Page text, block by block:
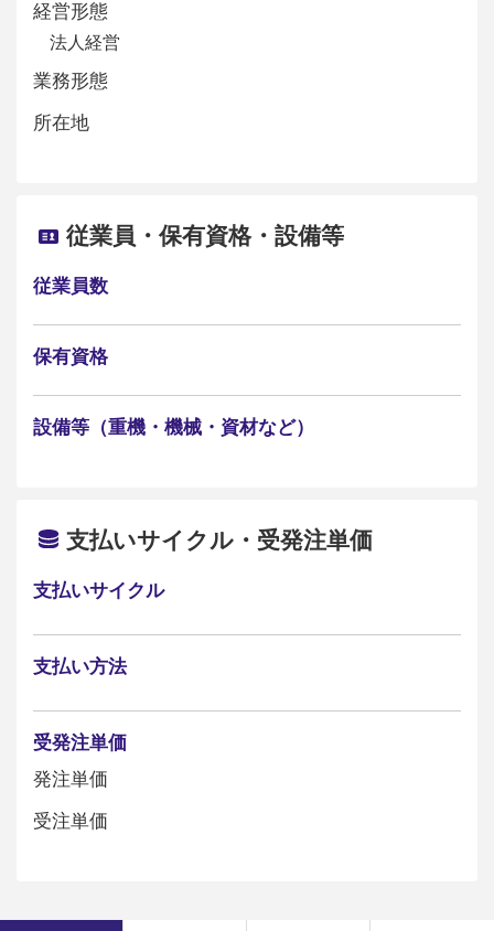
経営形態
法人経営
業務形態
所在地
従業員・保有資格・設備等
従業員数
保有資格
設備等（重機・機械・資材など）
支払いサイクル・受発注単価
支払いサイクル
支払い方法
受発注単価
発注単価
受注単価